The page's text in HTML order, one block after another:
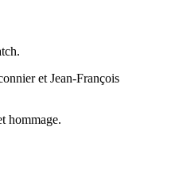
et Jean-François
hommage.